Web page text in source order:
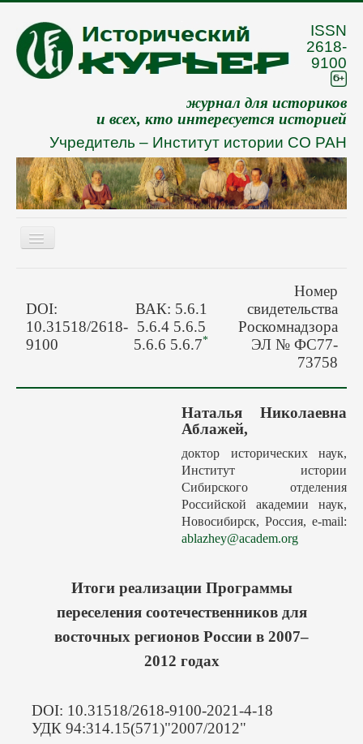
ISSN
2618-
9100
журнал для историков
и всех, кто интересуется историей
Учредитель – Институт истории СО РАН
Включить/
О журнале
Архив
Грядущие выпуски
DOI:
10.31518/2618-
9100
ВАК: 5.6.1
5.6.4 5.6.5
5.6.6 5.6.7*
Номер
свидетельства
Роскомнадзора
ЭЛ № ФС77-
73758
Наталья Николаевна
Аблажей,
доктор исторических наук,
Институт истории
Сибирского отделения
Российской академии наук,
Новосибирск, Россия, е-mail:
ablazhey@academ.org
Итоги реализации Программы
переселения соотечественников для
восточных регионов России в 2007–
2012 годах
DOI: 10.31518/2618-9100-2021-4-18
УДК 94:314.15(571)"2007/2012"